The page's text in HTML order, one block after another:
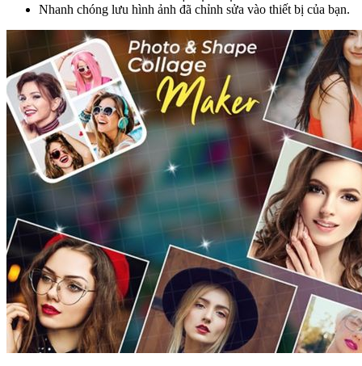
Nhanh chóng lưu hình ảnh đã chỉnh sửa vào thiết bị của bạn.